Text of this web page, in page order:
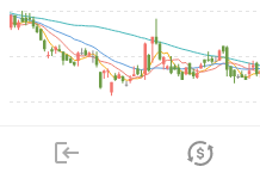
login
市場